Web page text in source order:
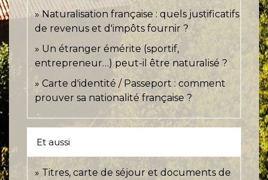
Naturalisation française : quels justificatifs
de revenus et d'impôts fournir ?
Un étranger émérite (sportif,
entrepreneur…) peut-il être naturalisé ?
Carte d'identité / Passeport : comment
prouver sa nationalité française ?
Et aussi
Titres, carte de séjour et documents de